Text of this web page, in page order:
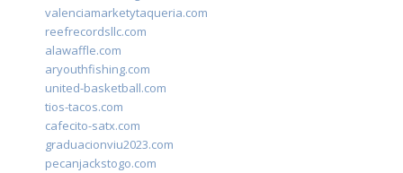
valenciamarketytaqueria.com
reefrecordsllc.com
alawaffle.com
aryouthfishing.com
united-basketball.com
tios-tacos.com
cafecito-satx.com
graduacionviu2023.com
pecanjackstogo.com